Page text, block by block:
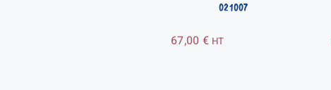
021007
67,00 € HT